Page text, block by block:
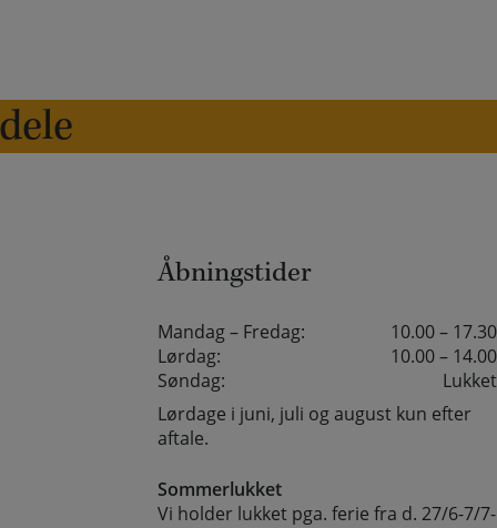
Åbningstider
Mandag – Fredag:
10.00 – 17.30
Lørdag:
10.00 – 14.00
Søndag:
Lukket
Lørdage i juni, juli og august kun efter
aftale.
Sommerlukket
Vi holder lukket pga. ferie fra d. 27/6-7/7-